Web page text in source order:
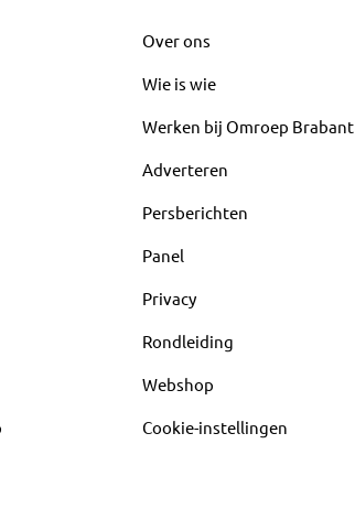
Over ons
Wie is wie
Werken bij Omroep Brabant
Adverteren
Persberichten
Panel
Privacy
Rondleiding
Webshop
Cookie-instellingen